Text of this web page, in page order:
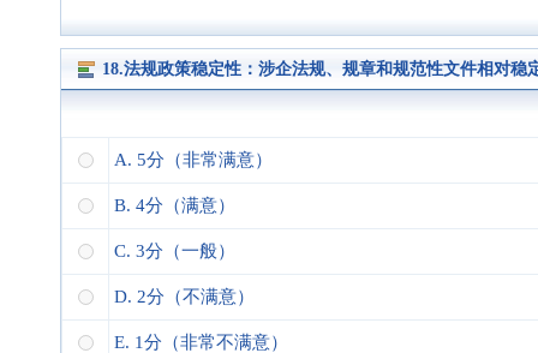
18.法规政策稳定性：涉企法规、规章和规范性文件相对稳
A. 5分（非常满意）
B. 4分（满意）
C. 3分（一般）
D. 2分（不满意）
E. 1分（非常不满意）